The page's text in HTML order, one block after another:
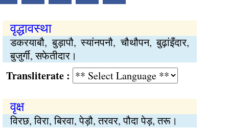
वृद्धावस्था
डकरयाबौ, बुड़ापौ, स्यांनपनौ, चौथौपन, बुढ़ांइँदार,
बुजुर्गी, सफेतीदार।
:
वृक्ष
विरछ, विरा, बिरवा, पेड़ौ, तरवर, पौदा पेड़, तरू।